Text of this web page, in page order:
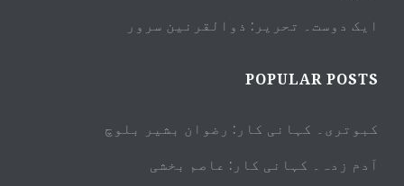
ایک دوست۔ تحریر: ذوالقرنین سرور
POPULAR POSTS
کبوتری۔ کہانی کار: رضوان بشیر بلوچ
آدم زدہ۔ کہانی کار: عاصم بخشی